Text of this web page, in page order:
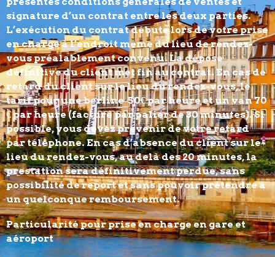
signature d’un contrat entre les deux parties.
L’exécution du contrat débute lors de votre prise
en charge à l’endroit même du lieu de rendez-
vous préalablement convenu. La dépose
définitive du client met fin au contrat. En cas de
retard du client sur le lieu du rendez-vous, le
tarif pour une berline 50€ par heure et un van 70
€ par heure (facturé par palier de 30 minutes). Si
possible, vous devez prévenir de votre retard
par téléphone. En cas d’absence du client sur le
lieu du rendez-vous, au delà des 20 minutes, la
prestation sera définitivement perdue, sans
possibilité de report et sans pouvoir prétendre à
un quelconque remboursement.
Particularité pour prise en charge en gare et
aéroport